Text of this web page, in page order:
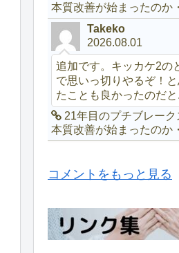
本質改善が始まったのか
Takeko
2026.08.01
追加です。キッカケ2の
で思いっ切りやるぞ！
たことも良かったのだと
21年目のプチブレー
本質改善が始まったのか
コメントをもっと見る